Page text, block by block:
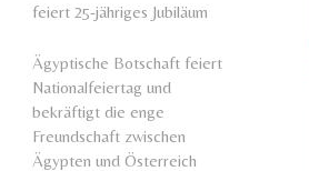
feiert 25-jähriges Jubiläum
Ägyptische Botschaft feiert
Nationalfeiertag und
bekräftigt die enge
Freundschaft zwischen
Ägypten und Österreich